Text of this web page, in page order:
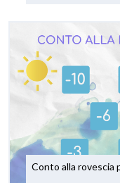
Conto alla rovescia